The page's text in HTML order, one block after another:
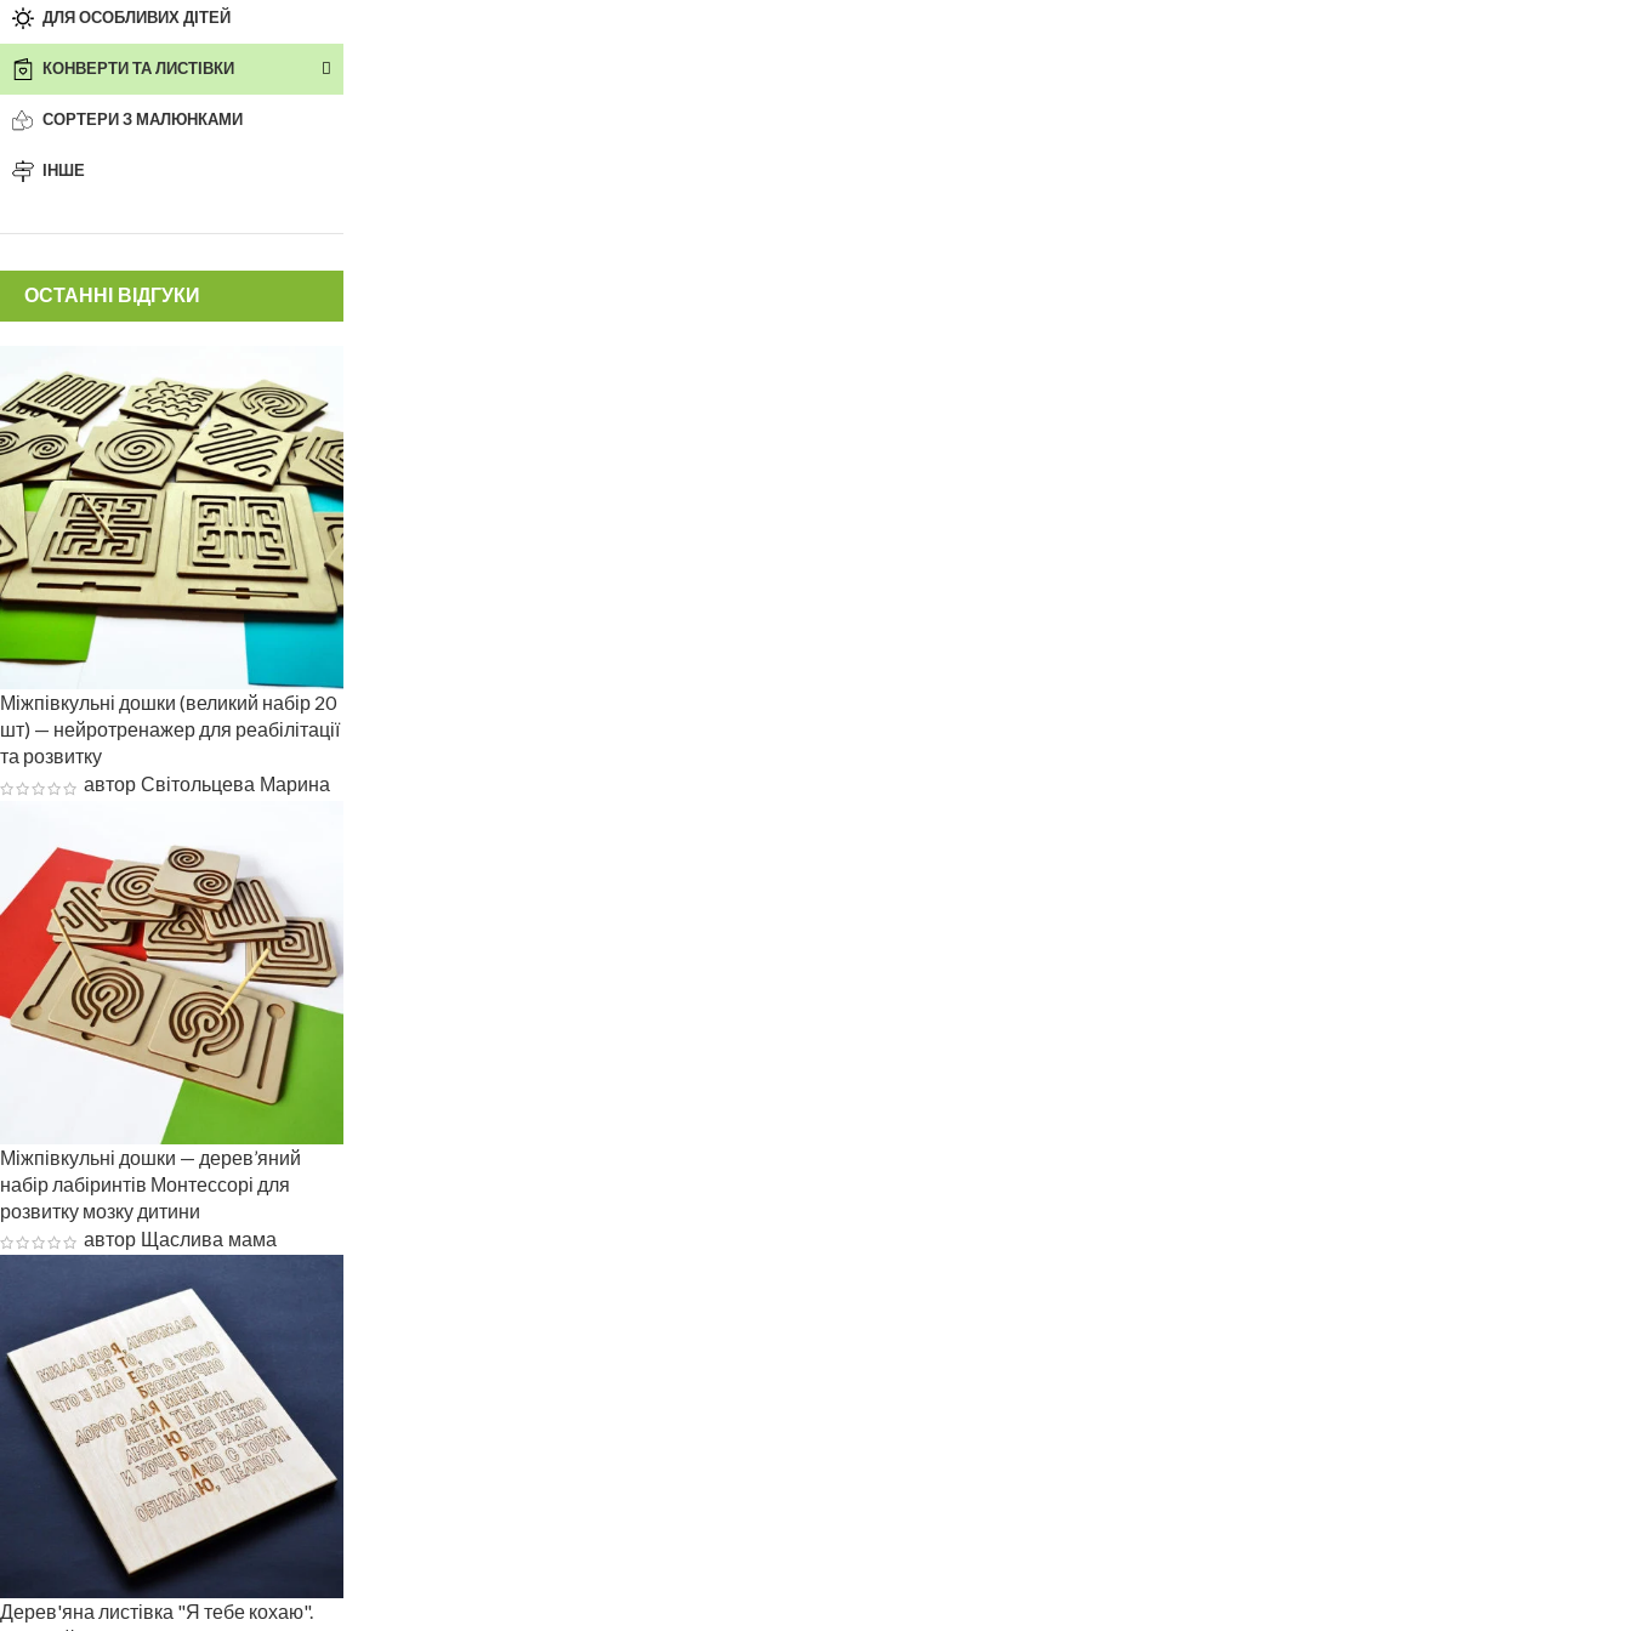
ДЛЯ ОСОБЛИВИХ ДІТЕЙ
КОНВЕРТИ ТА ЛИСТІВКИ
СОРТЕРИ З МАЛЮНКАМИ
ІНШЕ
ОСТАННІ ВІДГУКИ
Міжпівкульні дошки (великий набір 20
шт) — нейротренажер для реабілітації
та розвитку
автор Світольцева Марина
Міжпівкульні дошки — дерев’яний
набір лабіринтів Монтессорі для
розвитку мозку дитини
автор Щаслива мама
Дерев'яна листівка "Я тебе кохаю".